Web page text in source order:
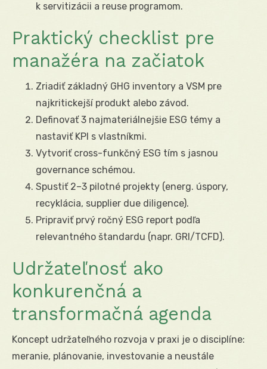
k servitizácii a reuse programom.
Praktický checklist pre
manažéra na začiatok
Zriadiť základný GHG inventory a VSM pre
najkritickejší produkt alebo závod.
Definovať 3 najmateriálnejšie ESG témy a
nastaviť KPI s vlastníkmi.
Vytvoriť cross-funkčný ESG tím s jasnou
governance schémou.
Spustiť 2–3 pilotné projekty (energ. úspory,
recyklácia, supplier due diligence).
Pripraviť prvý ročný ESG report podľa
relevantného štandardu (napr. GRI/TCFD).
Udržateľnosť ako
konkurenčná a
transformačná agenda
Koncept udržateľného rozvoja v praxi je o disciplíne:
meranie, plánovanie, investovanie a neustále